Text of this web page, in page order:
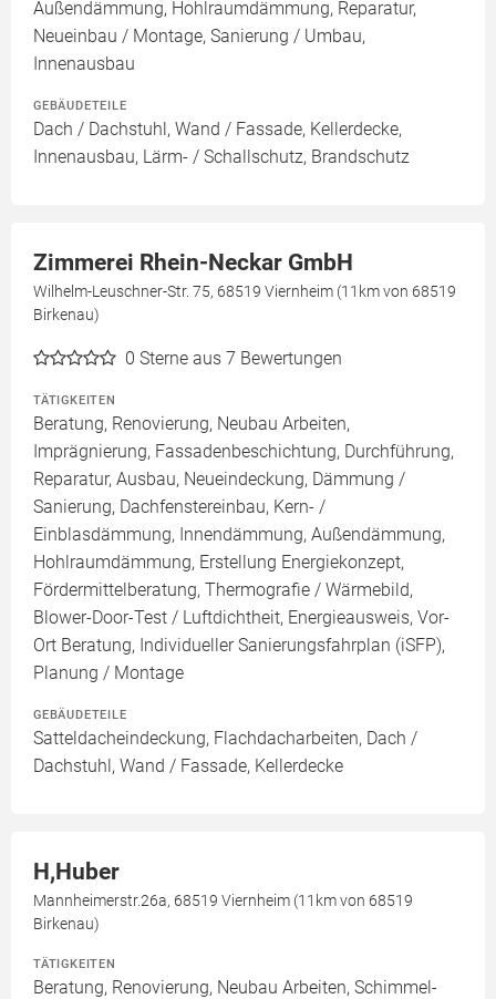
Außendämmung, Hohlraumdämmung, Reparatur,
Neueinbau / Montage, Sanierung / Umbau,
Innenausbau
GEBÄUDETEILE
Dach / Dachstuhl, Wand / Fassade, Kellerdecke,
Innenausbau, Lärm- / Schallschutz, Brandschutz
Zimmerei Rhein-Neckar GmbH
Wilhelm-Leuschner-Str. 75, 68519 Viernheim (11km von 68519
Birkenau)
0 Sterne aus 7 Bewertungen
TÄTIGKEITEN
Beratung, Renovierung, Neubau Arbeiten,
Imprägnierung, Fassadenbeschichtung, Durchführung,
Reparatur, Ausbau, Neueindeckung, Dämmung /
Sanierung, Dachfenstereinbau, Kern- /
Einblasdämmung, Innendämmung, Außendämmung,
Hohlraumdämmung, Erstellung Energiekonzept,
Fördermittelberatung, Thermografie / Wärmebild,
Blower-Door-Test / Luftdichtheit, Energieausweis, Vor-
Ort Beratung, Individueller Sanierungsfahrplan (iSFP),
Planung / Montage
GEBÄUDETEILE
Satteldacheindeckung, Flachdacharbeiten, Dach /
Dachstuhl, Wand / Fassade, Kellerdecke
H,Huber
Mannheimerstr.26a, 68519 Viernheim (11km von 68519
Birkenau)
TÄTIGKEITEN
Beratung, Renovierung, Neubau Arbeiten, Schimmel-